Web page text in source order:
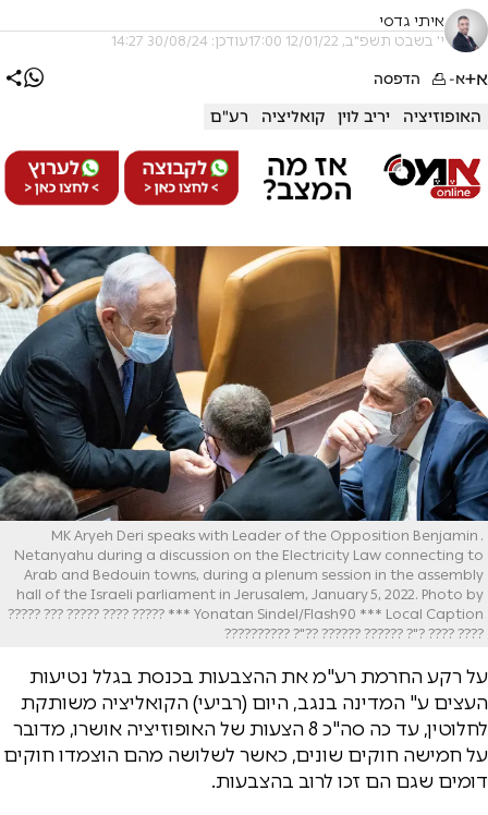
איתי גדסי
י' בשבט תשפ"ב, 12/01/22 17:00 עודכן: 30/08/24 14:27
א+א- הדפסה
האופוזיציה יריב לוין קואליציה רע"ם
. MK Aryeh Deri speaks with Leader of the Opposition Benjamin
Netanyahu during a discussion on the Electricity Law connecting to
Arab and Bedouin towns, during a plenum session in the assembly
hall of the Israeli parliament in Jerusalem, January 5, 2022. Photo by
Yonatan Sindel/Flash90 *** Local Caption *** ????? ???? ????? ??? ?????
???? ???? ?"? ?????? ?????? ??"? ??????????
על רקע החרמת רע"מ את ההצבעות בכנסת בגלל נטיעות
העצים ע" המדינה בנגב, היום (רביעי) הקואליציה משותקת
לחלוטין, עד כה סה"כ 8 הצעות של האופוזיציה אושרו, מדובר
על חמישה חוקים שונים, כאשר לשלושה מהם הוצמדו חוקים
דומים שגם הם זכו לרוב בהצבעות.